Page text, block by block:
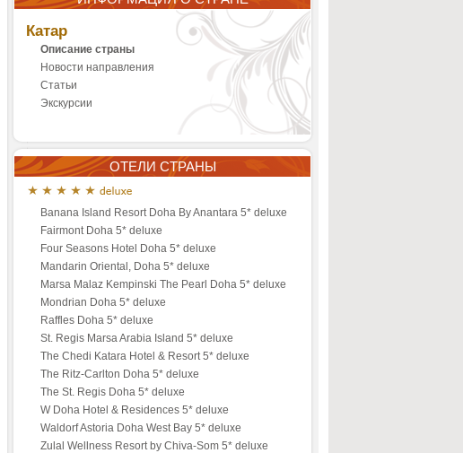
Катар
Описание страны
Новости направления
Статьи
Экскурсии
ОТЕЛИ СТРАНЫ
Banana Island Resort Doha By Anantara 5* deluxe
Fairmont Doha 5* deluxe
Four Seasons Hotel Doha 5* deluxe
Mandarin Oriental, Doha 5* deluxe
Marsa Malaz Kempinski The Pearl Doha 5* deluxe
Mondrian Doha 5* deluxe
Raffles Doha 5* deluxe
St. Regis Marsa Arabia Island 5* deluxe
The Chedi Katara Hotel & Resort 5* deluxe
The Ritz-Carlton Doha 5* deluxe
The St. Regis Doha 5* deluxe
W Doha Hotel & Residences 5* deluxe
Waldorf Astoria Doha West Bay 5* deluxe
Zulal Wellness Resort by Chiva-Som 5* deluxe